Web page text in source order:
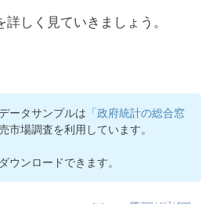
しく見ていきましょう。
ータサンプルは 「政府統計の総合窓
市場調査を利用しています。
ウンロードできます。